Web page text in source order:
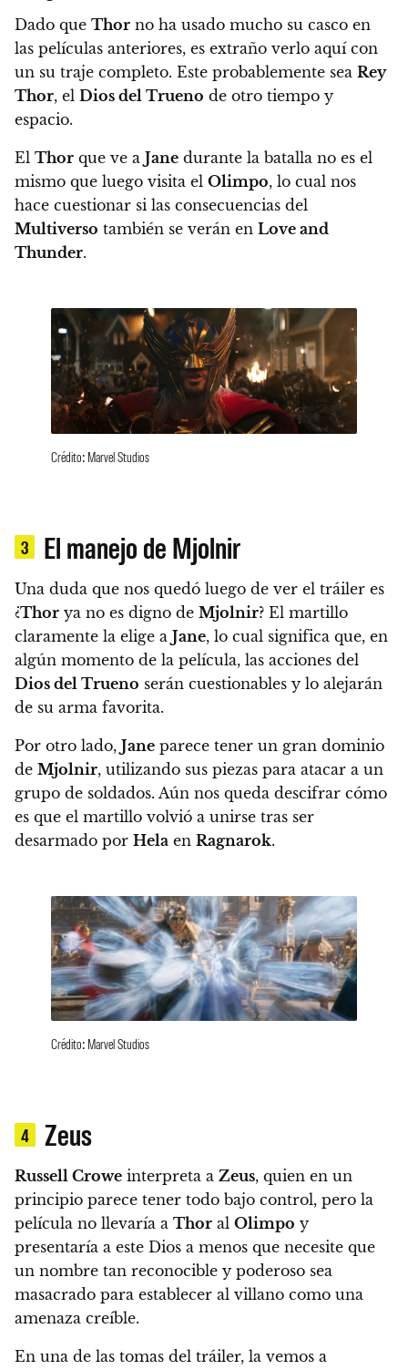
Dado que Thor no ha usado mucho su casco en
las películas anteriores, es extraño verlo aquí con
un su traje completo. Este probablemente sea Rey
Thor, el Dios del Trueno de otro tiempo y
espacio.
El Thor que ve a Jane durante la batalla no es el
mismo que luego visita el Olimpo, lo cual nos
hace cuestionar si las consecuencias del
Multiverso también se verán en Love and
Thunder.
Crédito: Marvel Studios
3 El manejo de Mjolnir
Una duda que nos quedó luego de ver el tráiler es
¿Thor ya no es digno de Mjolnir? El martillo
claramente la elige a Jane, lo cual significa que, en
algún momento de la película, las acciones del
Dios del Trueno serán cuestionables y lo alejarán
de su arma favorita.
Por otro lado, Jane parece tener un gran dominio
de Mjolnir, utilizando sus piezas para atacar a un
grupo de soldados. Aún nos queda descifrar cómo
es que el martillo volvió a unirse tras ser
desarmado por Hela en Ragnarok.
Crédito: Marvel Studios
4 Zeus
Russell Crowe interpreta a Zeus, quien en un
principio parece tener todo bajo control, pero la
película no llevaría a Thor al Olimpo y
presentaría a este Dios a menos que necesite que
un nombre tan reconocible y poderoso sea
masacrado para establecer al villano como una
amenaza creíble.
En una de las tomas del tráiler, la vemos a